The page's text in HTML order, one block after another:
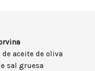
de aceite de oliva
sal gruesa